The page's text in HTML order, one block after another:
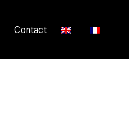
Contact